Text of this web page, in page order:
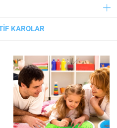
KAROLAR